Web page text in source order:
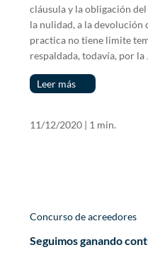
cláusula y la obligación
la nulidad, a la devolución
practica no tiene limite
respaldada, todavía, por
Leer más
11/12/2020 | 1 min.
Concurso de acreedores
Seguimos ganando